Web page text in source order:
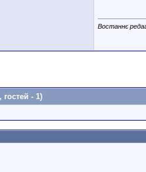
Востаннє
гостей - 1)